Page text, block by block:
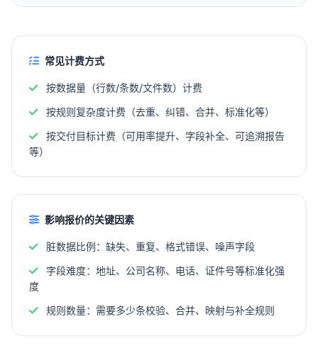
常见计费方式
按数据量（行数/条数/文件数）计费
按规则复杂度计费（去重、纠错、合并、标准化等）
按交付目标计费（可用率提升、字段补全、可追溯报告
等）
影响报价的关键因素
脏数据比例：缺失、重复、格式错误、噪声字段
字段难度：地址、公司名称、电话、证件号等标准化强
度
规则数量：需要多少条校验、合并、映射与补全规则